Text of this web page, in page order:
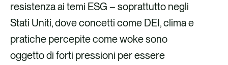
resistenza ai temi ESG – soprattutto negli
Stati Uniti, dove concetti come DEI, clima e
pratiche percepite come woke sono
oggetto di forti pressioni per essere